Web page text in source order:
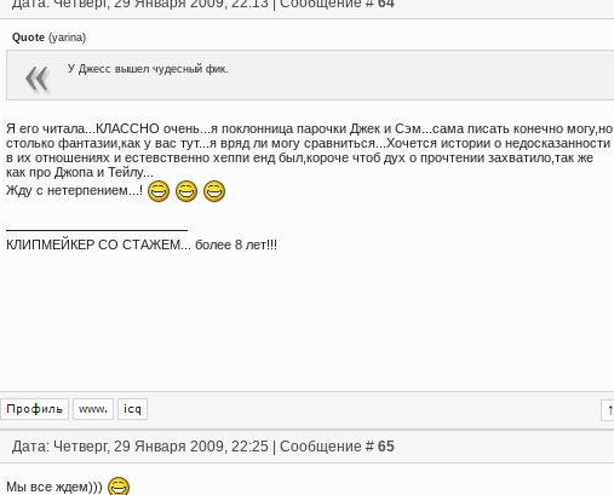
Quote (yarina)
У Джесс вышел чудесный фик.
Я его читала...КЛАССНО очень...я поклонница парочки Джек и Сэм...сама писать конечно могу,но
столько фантазии,как у вас тут...я вряд ли могу сравниться...Хочется истории о недосказанности
в их отношениях и естевственно хеппи енд был,короче чтоб дух о прочтении захватило,так же
как про Джопа и Тейлу...
Жду с нетерпением...!
КЛИПМЕЙКЕР СО СТАЖЕМ... более 8 лет!!!
Дата: Четверг, 29 Января 2009, 22:25 | Сообщение # 65
Мы все ждем)))